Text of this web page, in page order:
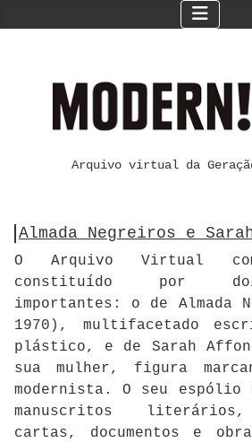
Arquivo virtual da
Almada Negreiros e
O Arquivo Virtual
constituído por
importantes: o de Almada
1970), multifacetado
plástico, e de Sarah
sua mulher, figura
modernista. O seu
manuscritos
cartas, documentos e